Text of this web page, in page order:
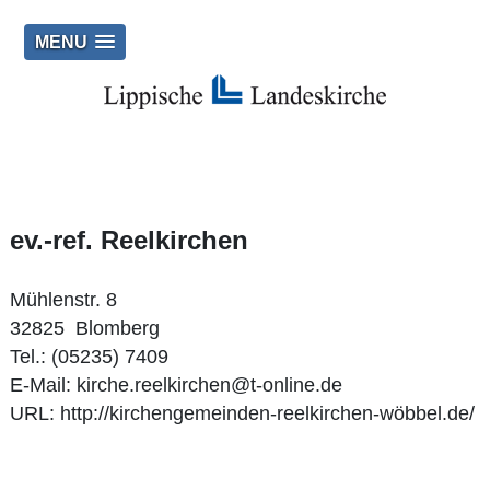
MENU
ev.-ref. Reelkirchen
Mühlenstr. 8
32825 Blomberg
Tel.: (05235) 7409
E‑Mail: kirche.reelkirchen@t-online.de
URL: http://kirchengemeinden-reelkirchen-wöbbel.de/